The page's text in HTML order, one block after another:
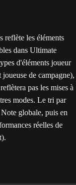
reflète les éléments
dans Ultimate
d'éléments joueur
de campagne),
pas les mises à
modes. Le tri par
globale, puis en
réelles de